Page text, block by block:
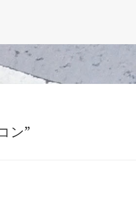
ン”